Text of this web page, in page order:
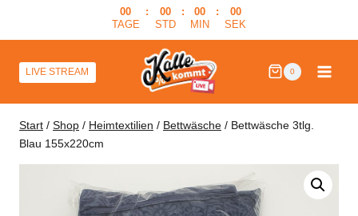
00
TAGE
:
00
STD
:
00
MIN
:
00
SEK
LIVE STREAM 0
Start / Shop / Heimtextilien / Bettwäsche / Bettwäsche 3tlg.
Blau 155x220cm